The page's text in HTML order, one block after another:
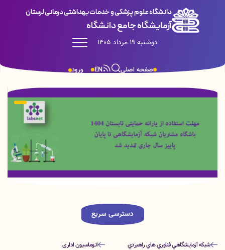
دانشگاه علوم پزشکی و خدمات بهداشتی درمانی لرستان
آزمایشگاه جامع دانشگاه
دوشنبه 19 مرداد 1405
ورود EN صفحه اصلی
دسترسی سریع
شبكه آزمايشگاهي فناوري هاي راهبردي
اتوماسیون اداری